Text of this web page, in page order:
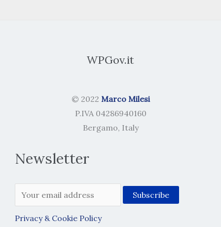
WPGov.it
© 2022 Marco Milesi
P.IVA 04286940160
Bergamo, Italy
Newsletter
Privacy & Cookie Policy